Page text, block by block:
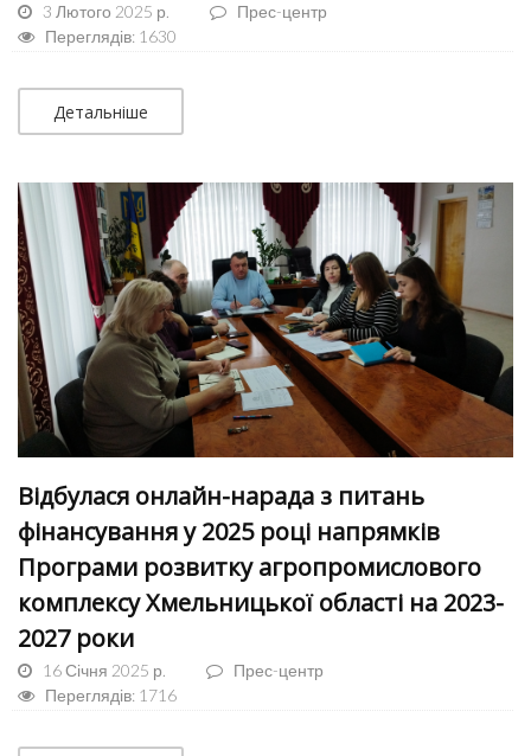
3 Лютого 2025 р.
Прес-центр
Переглядів: 1630
Детальніше
Відбулася онлайн-нарада з питань
фінансування у 2025 році напрямків
Програми розвитку агропромислового
комплексу Хмельницької області на 2023-
2027 роки
16 Січня 2025 р.
Прес-центр
Переглядів: 1716